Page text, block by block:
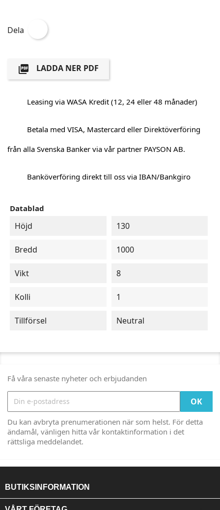
Dela
 LADDA NER PDF
Leasing via WASA Kredit (12, 24 eller 48 månader)
Betala med VISA, Mastercard eller Direktöverföring
från alla Svenska Banker via vår partner PAYSON AB.
Banköverföring direkt till oss via IBAN/Bankgiro
Datablad
Höjd 130
Bredd 1000
Vikt 8
Kolli 1
Tillförsel Neutral
Få våra senaste nyheter och erbjudanden
Du kan avbryta prenumerationen när som helst. För detta
ändamål, vänligen hitta vår kontaktinformation i det
rättsliga meddelandet.
BUTIKSINFORMATION